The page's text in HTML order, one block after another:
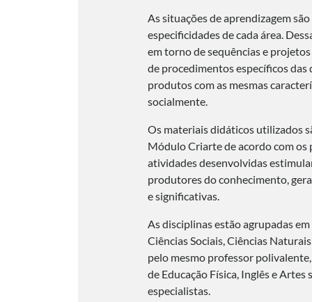
As situações de aprendizagem
especificidades de cada área.
em torno de sequências e
de procedimentos específicos das
produtos com as mesmas
socialmente.
Os materiais didáticos utilizados
Módulo Criarte de acordo com os
atividades desenvolvidas
produtores do conhecimento,
e significativas.
As disciplinas estão agrupadas
Ciências Sociais, Ciências
pelo mesmo professor
de Educação Física, Inglês e
especialistas.